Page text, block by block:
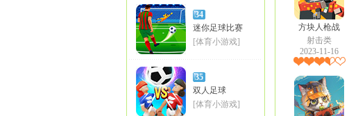
34
迷你足球比赛
[体育小游戏]
35
双人足球
[体育小游戏]
方块人枪战
射击类
2023-11-16